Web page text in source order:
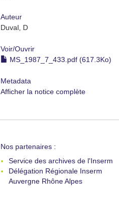
Auteur
Duval, D
Voir/Ouvrir
MS_1987_7_433.pdf (617.3Ko)
Metadata
Afficher la notice complète
Nos partenaires :
Service des archives de l'Inserm
Délégation Régionale Inserm
Auvergne Rhône Alpes